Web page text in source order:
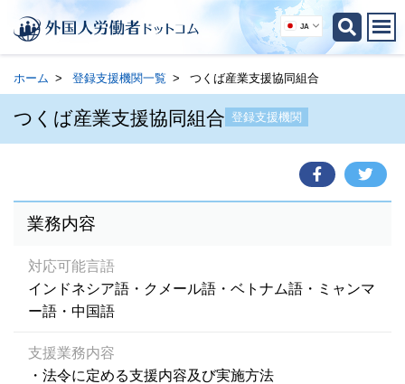
JA
ホーム 登録支援機関一覧 つくば産業支援協同組合
つくば産業支援協同組合 登録支援機関
業務内容
対応可能言語
インドネシア語・クメール語・ベトナム語・ミャンマ
ー語・中国語
支援業務内容
・法令に定める支援内容及び実施方法